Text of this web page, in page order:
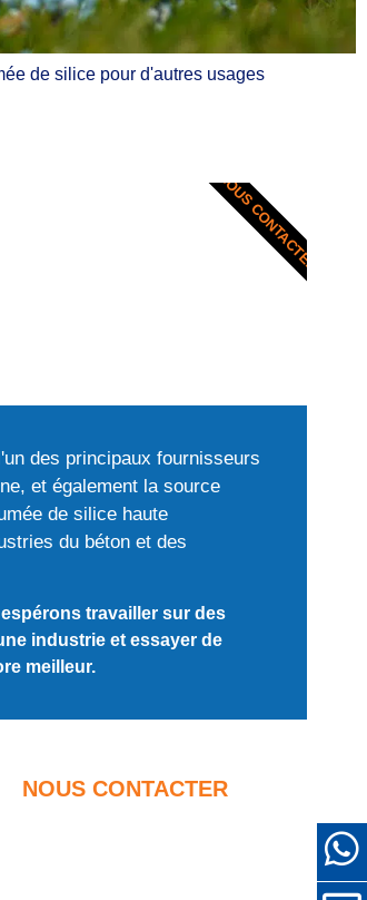
de silice pour d'autres usages
des principaux fournisseurs
et également la source
de silice haute
du béton et des
travailler sur des
industrie et essayer de
meilleur.
NOUS CONTACTER
NOUS CONTACTER